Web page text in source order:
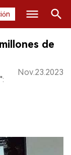
Buscar
de
Nov.23.2023